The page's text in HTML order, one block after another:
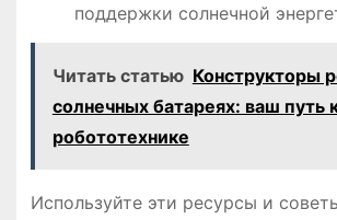
поддержки солнечной
Читать статью Конструкторы
солнечных батареях: ваш путь
робототехнике
Используйте эти ресурсы и